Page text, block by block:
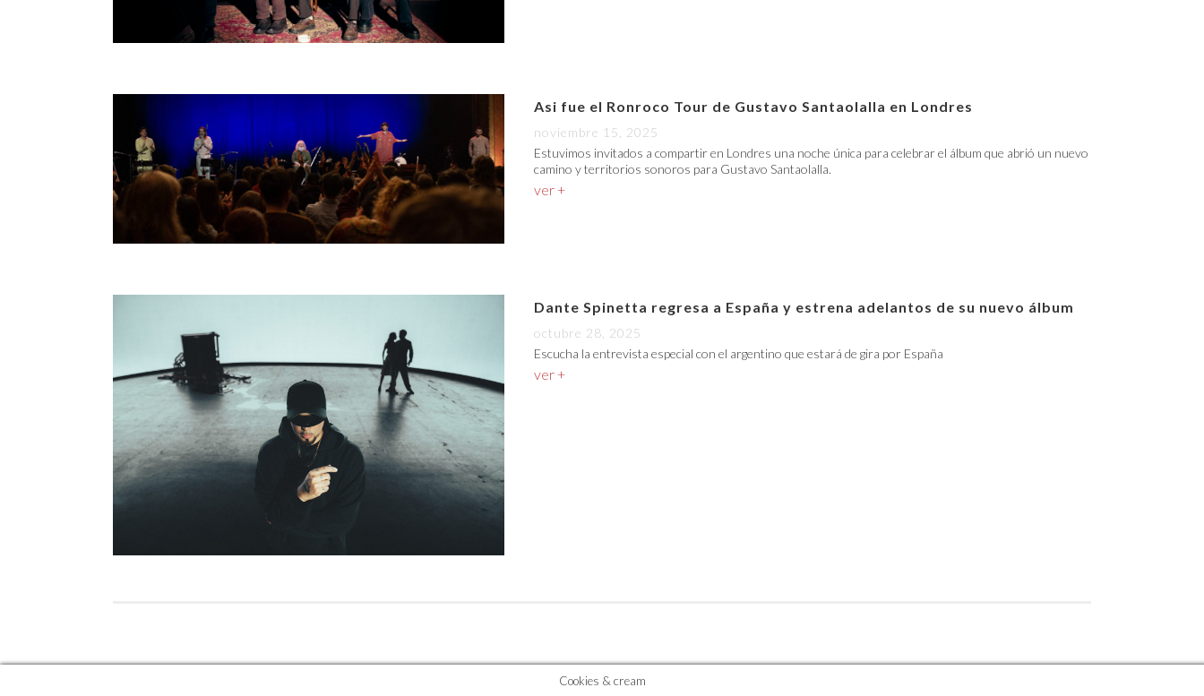
Asi fue el Ronroco Tour de Gustavo Santaolalla en Londres
noviembre 15, 2025
Estuvimos invitados a compartir en Londres una noche única para celebrar el álbum que abrió un nuevo
camino y territorios sonoros para Gustavo Santaolalla.
ver +
Dante Spinetta regresa a España y estrena adelantos de su nuevo álbum
octubre 28, 2025
Escucha la entrevista especial con el argentino que estará de gira por España
ver +
Cookies & cream